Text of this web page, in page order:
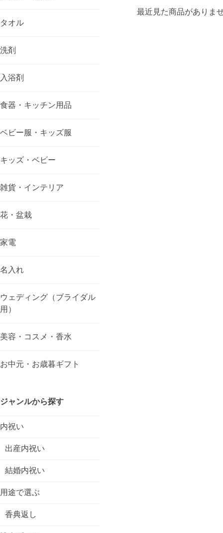
タオル
洗剤
入浴剤
食器・キッチン用品
ベビー服・キッズ服
キッズ・ベビー
雑貨・インテリア
花・盆栽
家電
名入れ
ウェディング（ブライダル
用）
美容・コスメ・香水
お中元・お歳暮ギフト
ジャンルから探す
内祝い
出産内祝い
結婚内祝い
用途で選ぶ
香典返し
最近見た商品がありま